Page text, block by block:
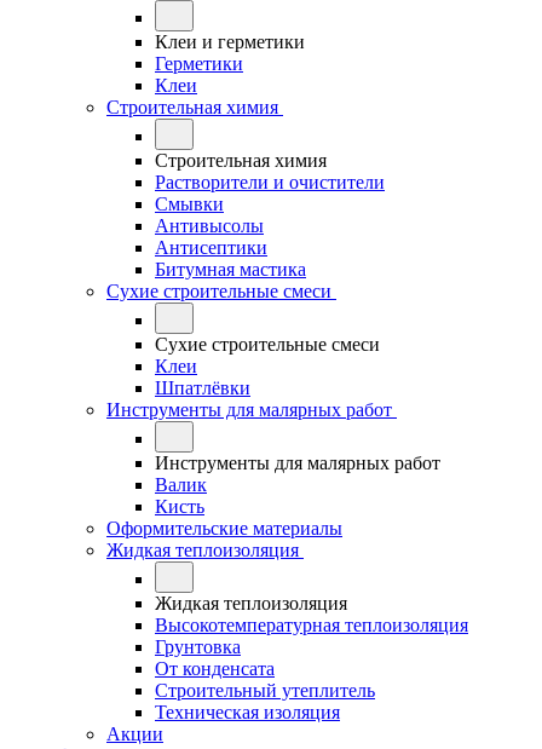
Клеи и герметики
Герметики
Клеи
Строительная химия
Строительная химия
Растворители и очистители
Смывки
Антивысолы
Антисептики
Битумная мастика
Сухие строительные смеси
Сухие строительные смеси
Клеи
Шпатлёвки
Инструменты для малярных работ
Инструменты для малярных работ
Валик
Кисть
Оформительские материалы
Жидкая теплоизоляция
Жидкая теплоизоляция
Высокотемпературная теплоизоляция
Грунтовка
От конденсата
Строительный утеплитель
Техническая изоляция
Акции